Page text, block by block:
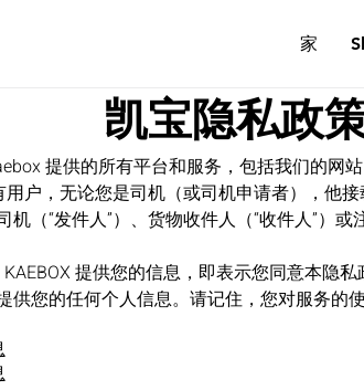
家
凯宝隐私政
提供的所有平台和服务，包括我们的网
用户，无论您是司机（或司机申请者），他
（“发件人”）、货物收件人（“收件人”）
提供您的信息，即表示您同意本隐
供您的任何个人信息。请记住，您对服务的